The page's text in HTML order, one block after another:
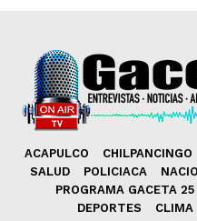
ACAPULCO CHILPANCINGO
SALUD
POLICIACA
PROGRAMA GACETA 25
DEPORTES
CLIMA